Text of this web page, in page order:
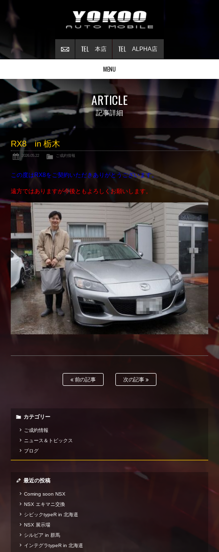
ALPHA店
本店
MENU
Stock list
在庫情報
Contract
ご成約情報
About NSX
NSXについて
Reflesh Plan
Trade in
買取査定
Blog
公式ブログ
Shop info.
Company
会社概要
ARTICLE
記事詳細
RX8 in 栃木
2026.05.22 ご成約情報
この度はRX8をご契約いただきありがとうございます。
遠方ではありますが今後ともよろしくお願いします。
前の記事 次の記事
カテゴリー
ご成約情報
ニュース＆トピックス
ブログ
最近の投稿
Coming soon NSX
NSX エキマニ交換
シビックtypeR in 北海道
NSX 展示場
シルビア in 群馬
インテグラtypeR in 北海道